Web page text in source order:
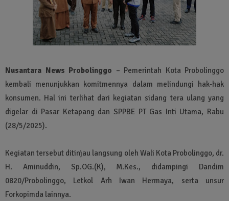
Nusantara News Probolinggo – Pemerintah Kota Probolinggo
kembali menunjukkan komitmennya dalam melindungi hak-hak
konsumen. Hal ini terlihat dari kegiatan sidang tera ulang yang
digelar di Pasar Ketapang dan SPPBE PT Gas Inti Utama, Rabu
(28/5/2025).
Kegiatan tersebut ditinjau langsung oleh Wali Kota Probolinggo, dr.
H. Aminuddin, Sp.OG.(K), M.Kes., didampingi Dandim
0820/Probolinggo, Letkol Arh Iwan Hermaya, serta unsur
Forkopimda lainnya.